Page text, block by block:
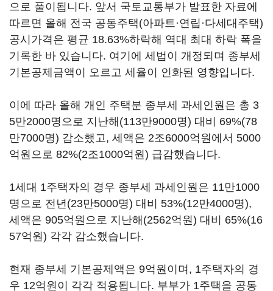
으로 풀이됩니다. 앞서 국토교통부가 발표한 자료에
따르면 올해 전국 공동주택(아파트·연립·다세대주택)
공시가격은 평균 18.63%하락해 역대 최대 하락 폭을
기록한 바 있습니다. 여기에 세법이 개정되며 종부세
기본공제금액이 오르고 세율이 인화된 영향입니다.
이에 따라 올해 개인 주택분 종부세 과세인원은 총 3
5만2000명으로 지난해(113만9000명) 대비 69%(78
만7000명) 감소했고, 세액은 2조6000억원에서 5000
억원으로 82%(2조1000억원) 급감했습니다.
1세대 1주택자의 경우 종부세 과세인원은 11만1000
명으로 전년(23만5000명) 대비 53%(12만4000명),
세액은 905억원으로 지난해(2562억원) 대비 65%(16
57억원) 각각 감소했습니다.
현재 종부세 기본공제액은 9억원이며, 1주택자의 경
우 12억원이 각각 적용됩니다. 부부가 1주택을 공동